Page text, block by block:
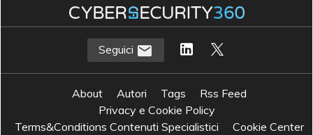
Seguici
About Autori Tags
Rss Feed
Privacy e Cookie Policy
Terms&Conditions Contenuti Specialistici
Cookie Center